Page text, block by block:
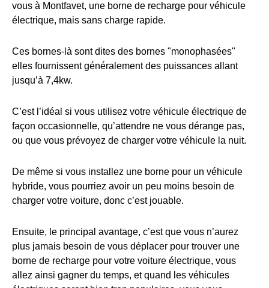
vous à Montfavet, une borne de recharge pour véhicule
électrique, mais sans charge rapide.
Ces bornes-là sont dites des bornes "monophasées"
elles fournissent généralement des puissances allant
jusqu’à 7,4kw.
C’est l’idéal si vous utilisez votre véhicule électrique de
façon occasionnelle, qu’attendre ne vous dérange pas,
ou que vous prévoyez de charger votre véhicule la nuit.
De même si vous installez une borne pour un véhicule
hybride, vous pourriez avoir un peu moins besoin de
charger votre voiture, donc c’est jouable.
Ensuite, le principal avantage, c’est que vous n’aurez
plus jamais besoin de vous déplacer pour trouver une
borne de recharge pour votre voiture électrique, vous
allez ainsi gagner du temps, et quand les véhicules